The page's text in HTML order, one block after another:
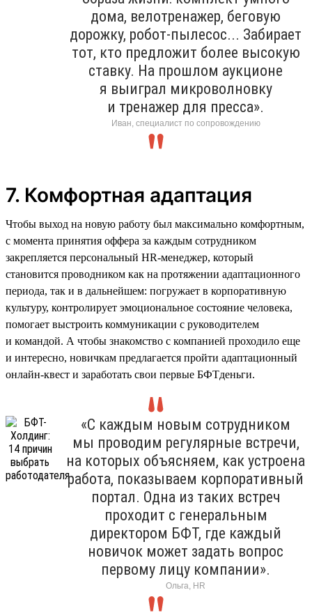
дома, велотренажер, беговую
дорожку, робот-пылесос... Забирает
тот, кто предложит более высокую
ставку. На прошлом аукционе
я выиграл микроволновку
и тренажер для пресса».
Иван, специалист по сопровождению
7. Комфортная адаптация
Чтобы выход на новую работу был максимально комфортным,
с момента принятия оффера за каждым сотрудником
закрепляется персональный HR-менеджер, который
становится проводником как на протяжении адаптационного
периода, так и в дальнейшем: погружает в корпоративную
культуру, контролирует эмоциональное состояние человека,
помогает выстроить коммуникации с руководителем
и командой. А чтобы знакомство с компанией проходило еще
и интересно, новичкам предлагается пройти адаптационный
онлайн-квест и заработать свои первые БФТденьги.
«С каждым новым сотрудником
мы проводим регулярные встречи,
на которых объясняем, как устроена
работа, показываем корпоративный
портал. Одна из таких встреч
проходит с генеральным
директором БФТ, где каждый
новичок может задать вопрос
первому лицу компании».
Ольга, HR